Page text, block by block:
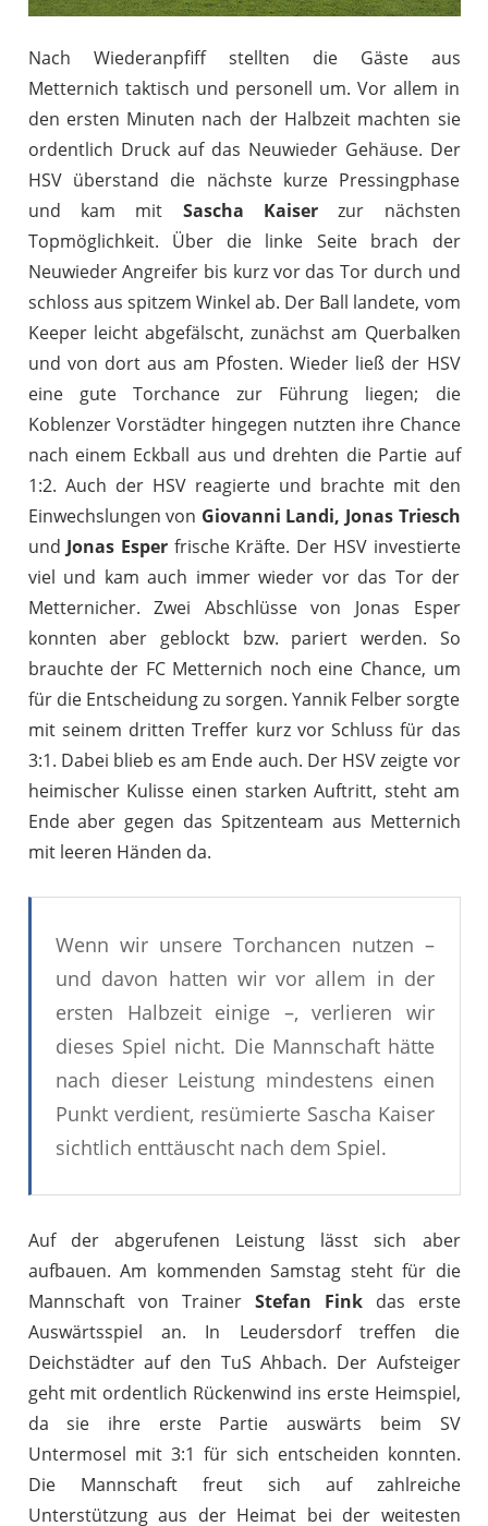
Nach Wiederanpfiff stellten die Gäste aus
Metternich taktisch und personell um. Vor allem in
den ersten Minuten nach der Halbzeit machten sie
ordentlich Druck auf das Neuwieder Gehäuse. Der
HSV überstand die nächste kurze Pressingphase
und kam mit Sascha Kaiserzur nächsten
Topmöglichkeit. Über die linke Seite brach der
Neuwieder Angreifer bis kurz vor das Tor durch und
schloss aus spitzem Winkel ab. Der Ball landete, vom
Keeper leicht abgefälscht, zunächst am Querbalken
und von dort aus am Pfosten. Wieder ließ der HSV
eine gute Torchance zur Führung liegen; die
Koblenzer Vorstädter hingegen nutzten ihre Chance
nach einem Eckball aus und drehten die Partie auf
1:2. Auch der HSV reagierte und brachte mit den
Einwechslungen von Giovanni Landi, Jonas Triesch
und Jonas Esperfrische Kräfte. Der HSV investierte
viel und kam auch immer wieder vor das Tor der
Metternicher. Zwei Abschlüsse von Jonas Esper
konnten aber geblockt bzw. pariert werden. So
brauchte der FC Metternich noch eine Chance, um
für die Entscheidung zu sorgen. Yannik Felber sorgte
mit seinem dritten Treffer kurz vor Schluss für das
3:1. Dabei blieb es am Ende auch. Der HSV zeigte vor
heimischer Kulisse einen starken Auftritt, steht am
Ende aber gegen das Spitzenteam aus Metternich
mit leeren Händen da.
Wenn wir unsere Torchancen nutzen –
und davon hatten wir vor allem in der
ersten Halbzeit einige –, verlieren wir
dieses Spiel nicht. Die Mannschaft hätte
nach dieser Leistung mindestens einen
Punkt verdient, resümierte Sascha Kaiser
sichtlich enttäuscht nach dem Spiel.
Auf der abgerufenen Leistung lässt sich aber
aufbauen. Am kommenden Samstag steht für die
Mannschaft von Trainer Stefan Finkdas erste
Auswärtsspiel an. In Leudersdorf treffen die
Deichstädter auf den TuS Ahbach. Der Aufsteiger
geht mit ordentlich Rückenwind ins erste Heimspiel,
da sie ihre erste Partie auswärts beim SV
Untermosel mit 3:1 für sich entscheiden konnten.
Die Mannschaft freut sich auf zahlreiche
Unterstützung aus der Heimat bei der weitesten